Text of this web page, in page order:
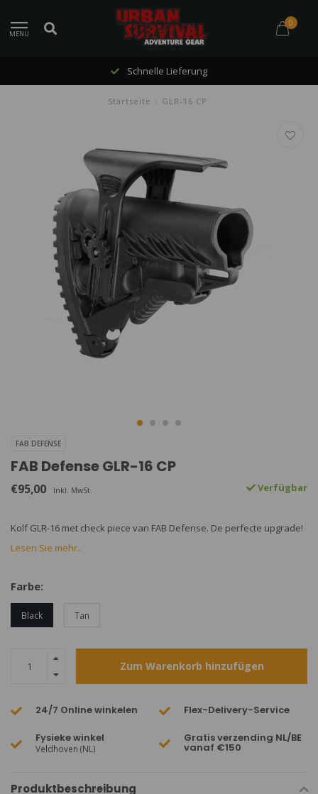
MENU
0
Schnelle Lieferung
Startseite GLR-16 CP
FAB DEFENSE
FAB Defense GLR-16 CP
€95,00 Inkl. MwSt. Verfügbar
Kolf GLR-16 met check piece van FAB Defense. De perfecte upgrade!
Lesen Sie mehr..
Farbe:
Black Tan
Zum Warenkorb hinzufügen
24/7 Online winkelen Flex-Delivery-Service
Fysieke winkel
Veldhoven (NL)
Gratis verzending NL/BE
vanaf €150
Produktbeschreibung